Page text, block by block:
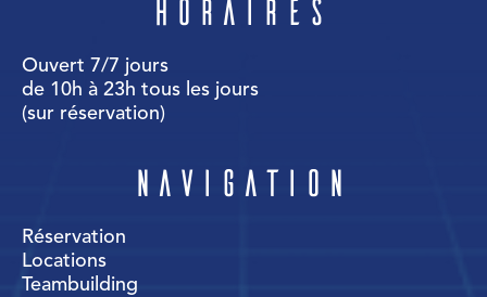
Horaires
Ouvert 7/7 jours
de 10h à 23h tous les jours
(sur réservation)
Navigation
Réservation
Locations
Teambuilding